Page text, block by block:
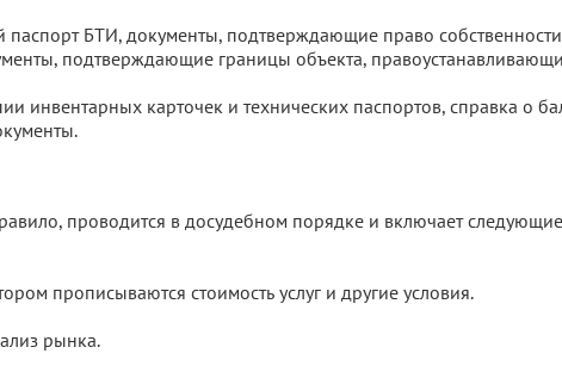
паспорт БТИ, документы, подтверждающие право
подтверждающие границы объекта,
инвентарных карточек и технических паспортов, справка о
проводится в досудебном порядке и включает
прописываются стоимость услуг и другие условия.
рынка.